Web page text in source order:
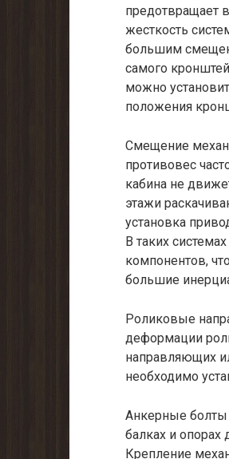
предотвращает
жесткость
большим
самого
можно
положения
Смещение
противовес
кабина не
этажи
установка
В таких
компонентов,
большие
Роликовые
деформации
направляющих
необходимо
Анкерные
балках и
Крепление